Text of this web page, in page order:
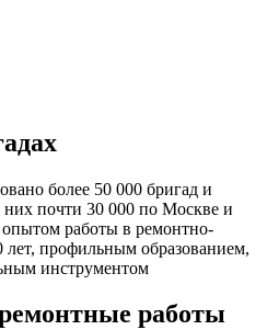
более 50 000 бригад и
них почти 30 000 по Москве и
опытом работы в ремонтно-
лет, профильным образованием,
инструментом
работы